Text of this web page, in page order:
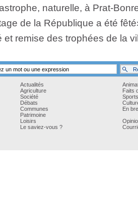
naturelle, à Prat-
de la République a été
et remise des trophées de la
Actualités
Agriculture
Société
Débats
Communes
Patrimoine
Loisirs
Le saviez-vous ?
Faits
Sports
En